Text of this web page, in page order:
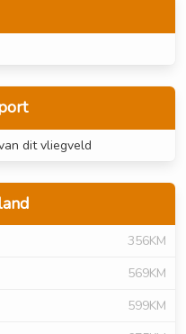
dit vliegveld
356KM
569KM
599KM